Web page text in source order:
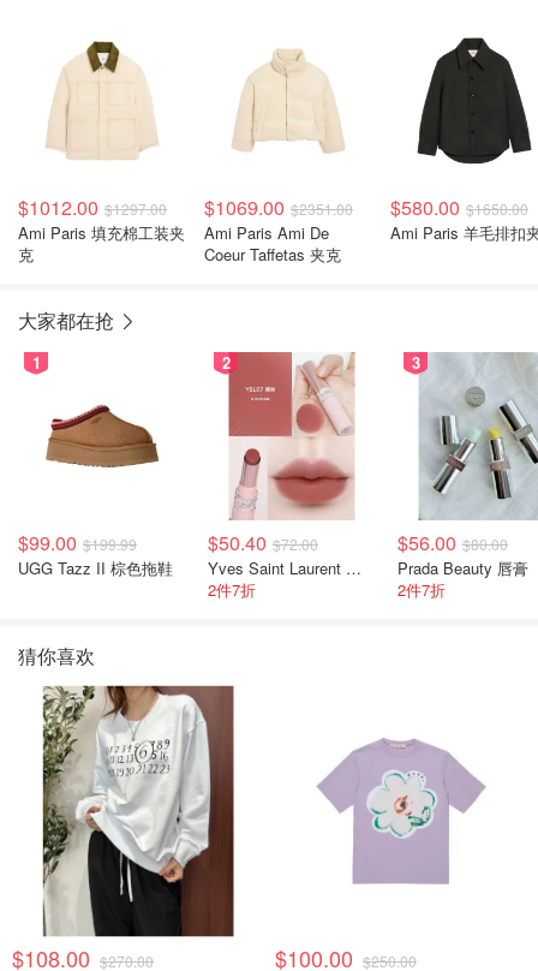
$1012.00 $1297.00
Ami Paris 填充棉工装夹
克
$1069.00 $2351.00
Ami Paris Ami De
Coeur Taffetas 夹克
$580.00 $1650.00
Ami Paris 羊毛排扣
大家都在抢
1
$99.00 $199.99
UGG Tazz II 棕色拖鞋
2
$50.40 $72.00
Yves Saint Laurent 裸粉管
2件7折
3
$56.00 $80.00
Prada Beauty 唇膏
2件7折
猜你喜欢
$108.00 $270.00 $100.00 $250.00